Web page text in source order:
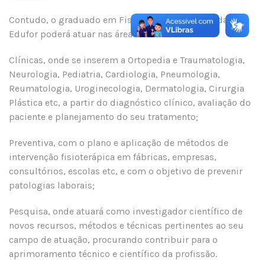
Contudo, o graduado em Fisioterapia pela Faculdade
Edufor poderá atuar nas áreas:
Clínicas, onde se inserem a Ortopedia e Traumatologia,
Neurologia, Pediatria, Cardiologia, Pneumologia,
Reumatologia, Uroginecologia, Dermatologia, Cirurgia
Plástica etc, a partir do diagnóstico clínico, avaliação do
paciente e planejamento do seu tratamento;
Preventiva, com o plano e aplicação de métodos de
intervenção fisioterápica em fábricas, empresas,
consultórios, escolas etc, e com o objetivo de prevenir
patologias laborais;
Pesquisa, onde atuará como investigador científico de
novos recursos, métodos e técnicas pertinentes ao seu
campo de atuação, procurando contribuir para o
aprimoramento técnico e científico da profissão.